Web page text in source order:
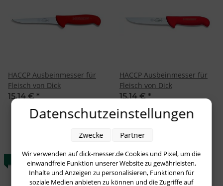
HACCP Ausbeinmesser für
Fleisch von Dick
15,14 € *
HACCP Ausbeinmesser für
Fleisch von Dick
15,14 € *
AUF LAGER AUF LAGER
Datenschutzeinstellungen
Wir verwenden auf dick-messer.de Cookies und Pixel, um die
einwandfreie Funktion unserer Website zu gewährleisten,
Inhalte und Anzeigen zu personalisieren, Funktionen für
soziale Medien anbieten zu können und die Zugriffe auf
Zwecke Partner